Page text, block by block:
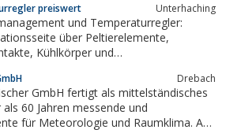
preiswert Unterhaching
und Temperaturregler:
über Peltierelemente,
welchem Zweck sie sich am bestenDrebach
GmbH fertigt als mittelständisches
60 Jahren messende und
für Meteorologie und Raumklima. Auf